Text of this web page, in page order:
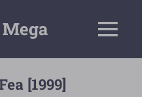
MENÚ
[1999]